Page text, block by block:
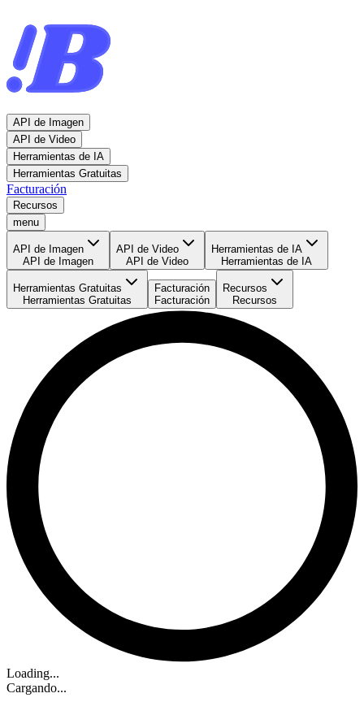
API de Imagen
API de Video
Herramientas de IA
Herramientas Gratuitas
Facturación
Recursos
menu
API de Imagen
API de Imagen
API de Video
API de Video
Herramientas de IA
Herramientas de IA
Herramientas Gratuitas
Herramientas Gratuitas
Facturación
Facturación
Recursos
Recursos
Loading...
Cargando...